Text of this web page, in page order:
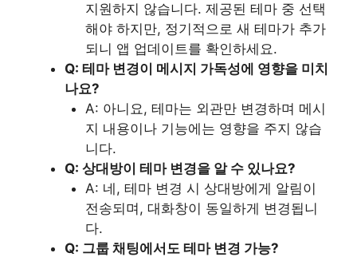
지원하지 않습니다. 제공된 테마 중 선택
해야 하지만, 정기적으로 새 테마가 추가
되니 앱 업데이트를 확인하세요.
Q: 테마 변경이 메시지 가독성에 영향을 미치
나요?
A: 아니요, 테마는 외관만 변경하며 메시
지 내용이나 기능에는 영향을 주지 않습
니다.
Q: 상대방이 테마 변경을 알 수 있나요?
A: 네, 테마 변경 시 상대방에게 알림이
전송되며, 대화창이 동일하게 변경됩니
다.
Q: 그룹 채팅에서도 테마 변경 가능?